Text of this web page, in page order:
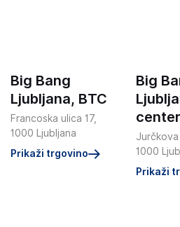
Big Bang
Ljubljana, BTC
Francoska ulica 17,
1000 Ljubljana
Prikaži trgovino
Big
1000
Prikaži